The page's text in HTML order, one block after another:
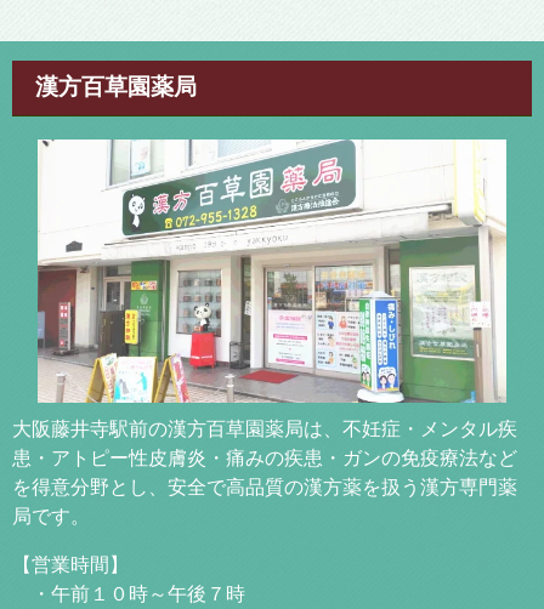
漢方百草園薬局
大阪藤井寺駅前の漢方百草園薬局は、不妊症・メンタル疾
患・アトピー性皮膚炎・痛みの疾患・ガンの免疫療法など
を得意分野とし、安全で高品質の漢方薬を扱う漢方専門薬
局です。
【営業時間】
・午前１０時～午後７時